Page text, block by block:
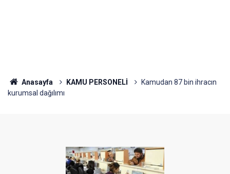
Anasayfa KAMU PERSONELİ
Kamudan 87 bin ihracın
kurumsal dağılımı